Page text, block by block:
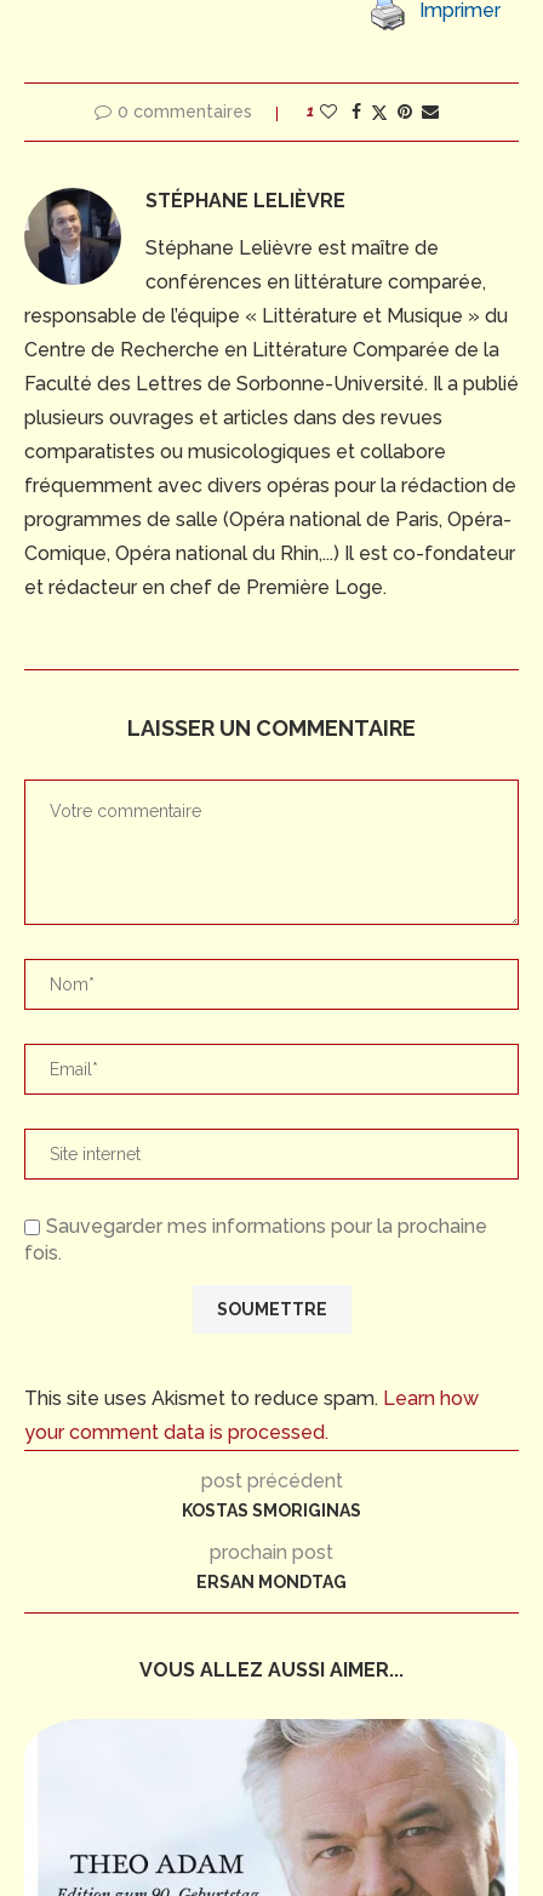
Imprimer
0 commentaires 1
STÉPHANE LELIÈVRE
Stéphane Lelièvre est maître de
conférences en littérature comparée,
responsable de l’équipe « Littérature et Musique » du
Centre de Recherche en Littérature Comparée de la
Faculté des Lettres de Sorbonne-Université. Il a publié
plusieurs ouvrages et articles dans des revues
comparatistes ou musicologiques et collabore
fréquemment avec divers opéras pour la rédaction de
programmes de salle (Opéra national de Paris, Opéra-
Comique, Opéra national du Rhin,...) Il est co-fondateur
et rédacteur en chef de Première Loge.
LAISSER UN COMMENTAIRE
Sauvegarder mes informations pour la prochaine
fois.
This site uses Akismet to reduce spam. Learn how
your comment data is processed.
post précédent
KOSTAS SMORIGINAS
prochain post
ERSAN MONDTAG
VOUS ALLEZ AUSSI AIMER...